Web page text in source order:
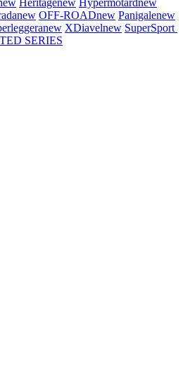
Heritagenew Hypermotardnew
new OFF-ROADnew Panigalenew
new XDiavelnew SuperSport
SERIES